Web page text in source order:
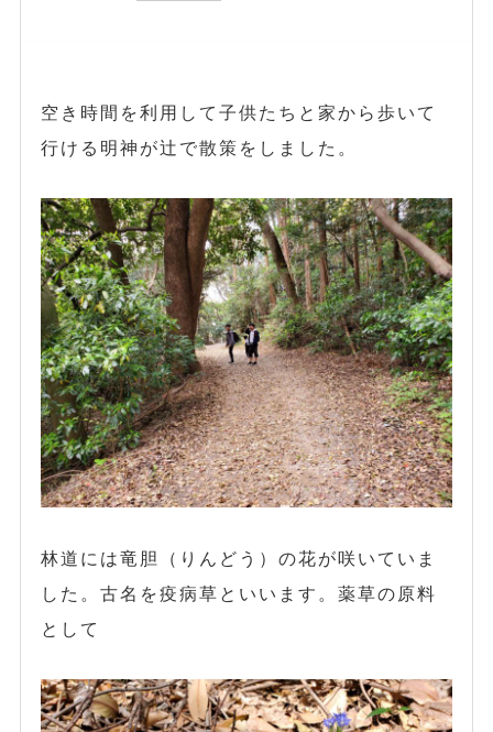
空き時間を利用して子供たちと家から歩いて
行ける明神が辻で散策をしました。
林道には竜胆（りんどう）の花が咲いていま
した。古名を疫病草といいます。薬草の原料
として